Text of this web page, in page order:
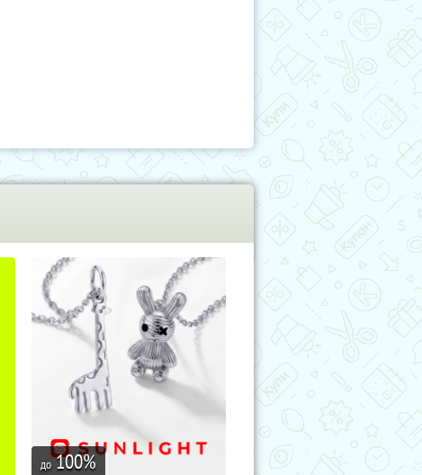
до 100%